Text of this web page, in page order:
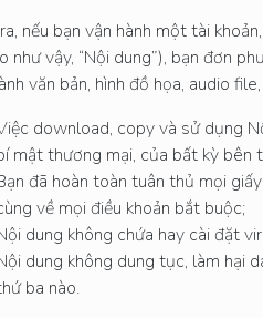
nếu bạn vận hành một tài
như vậy, “Nội dung”), bạn đơn
văn bản, hình đồ họa, audio
download, copy và sử dụng
mật thương mại, của bất kỳ bên
đã hoàn toàn tuân thủ mọi
về mọi điều khoản bắt buộc;
dung không chứa hay cài đặt
dung không dung tục, làm hại
ba nào.